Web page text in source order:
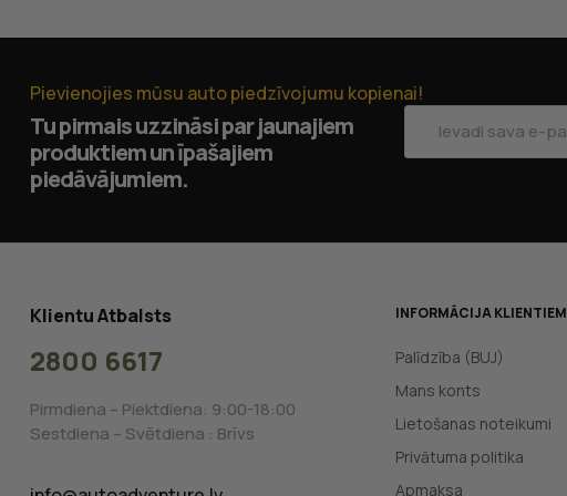
Pievienojies mūsu auto piedzīvojumu kopienai!
Tu pirmais uzzināsi par jaunajiem
produktiem un īpašajiem
piedāvājumiem.
Klientu Atbalsts
2800 6617
Pirmdiena – Piektdiena: 9:00-18:00
Sestdiena – Svētdiena : Brīvs
INFORMĀCIJA KLIENTIEM
Palīdzība (BUJ)
Mans konts
Lietošanas noteikumi
Privātuma politika
Apmaksa